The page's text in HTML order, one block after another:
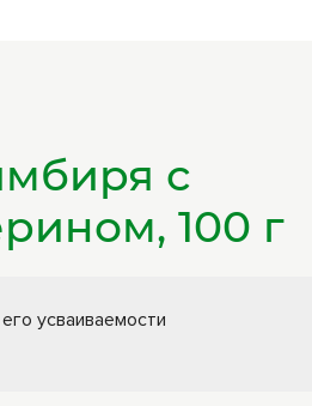
с
100 г
усваиваемости